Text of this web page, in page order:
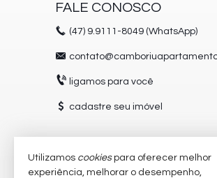
FALE CONOSCO
(47) 9.9111-8049 (WhatsApp)
ligamos para você
cadastre seu imóvel
VEJA MAIS
Utilizamos cookiespara oferecer melhor
experiência, melhorar o desempenho,